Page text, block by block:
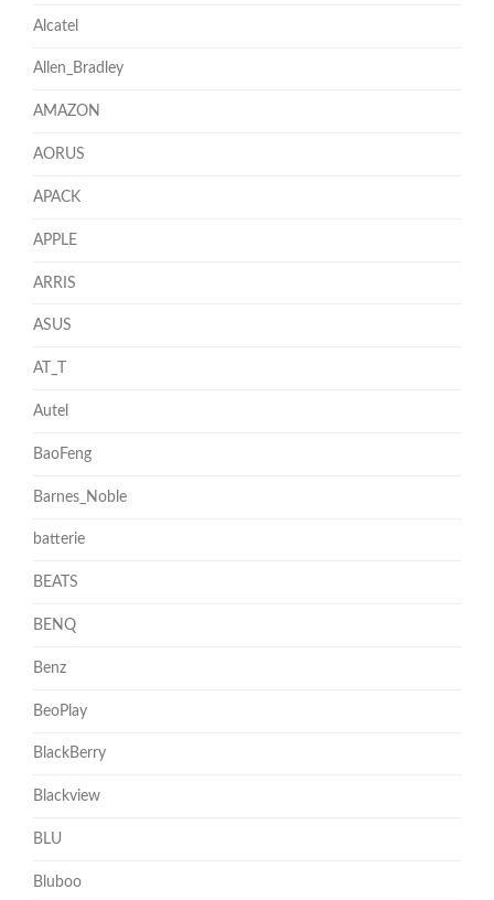
Alcatel
Allen_Bradley
AMAZON
AORUS
APACK
APPLE
ARRIS
ASUS
AT_T
Autel
BaoFeng
Barnes_Noble
batterie
BEATS
BENQ
Benz
BeoPlay
BlackBerry
Blackview
BLU
Bluboo